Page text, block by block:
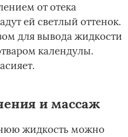
от отека
ей светлый оттенок.
для вывода жидкости
календулы.
и массаж
жидкость можно